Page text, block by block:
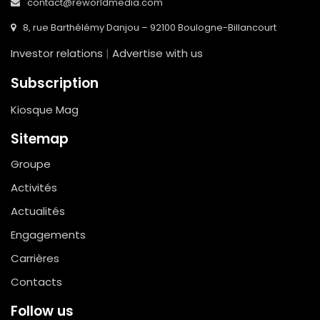
contact@reworldmedia.com
8, rue Barthélémy Danjou – 92100 Boulogne-Billancourt
Investor relations | Advertise with us
Subscription
Kiosque Mag
Sitemap
Groupe
Activités
Actualités
Engagements
Carrières
Contacts
Follow us